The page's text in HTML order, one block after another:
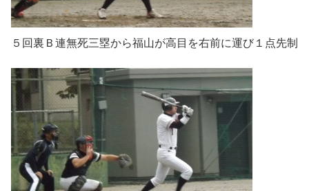
５回裏Ｂ連無死三塁から福山が高目を右前に運び１点先制